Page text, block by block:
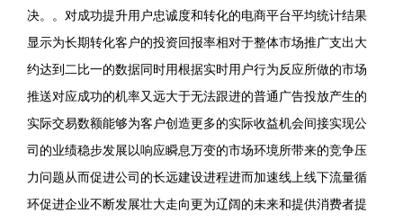
决。。对成功提升用户忠诚度和转化的电商平台平均统计结果
显示为长期转化客户的投资回报率相对于整体市场推广支出大
约达到二比一的数据同时用根据实时用户行为反应所做的市场
推送对应成功的机率又远大于无法跟进的普通广告投放产生的
实际交易数额能够为客户创造更多的实际收益机会间接实现公
司的业绩稳步发展以响应瞬息万变的市场环境所带来的竞争压
力问题从而促进公司的长远建设进程进而加速线上线下流量循
环促进企业不断发展壮大走向更为辽阔的未来和提供消费者提